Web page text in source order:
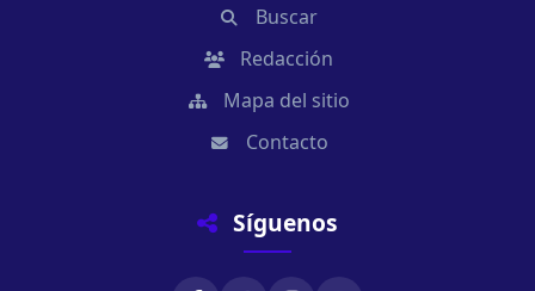
Buscar
Redacción
Mapa del sitio
Contacto
Síguenos